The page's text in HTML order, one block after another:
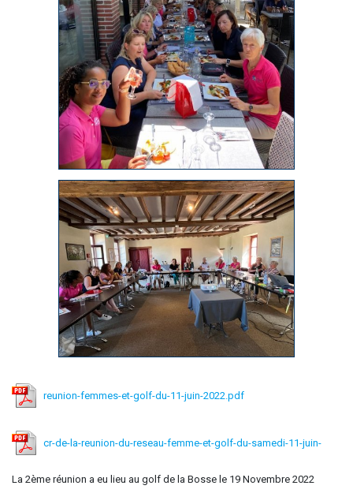
reunion-femmes-et-golf-du-11-juin-2022.pdf
cr-de-la-reunion-du-reseau-femme-et-golf-du-samedi-11-juin-
La 2ème réunion a eu lieu au golf de la Bosse le 19 Novembre 2022